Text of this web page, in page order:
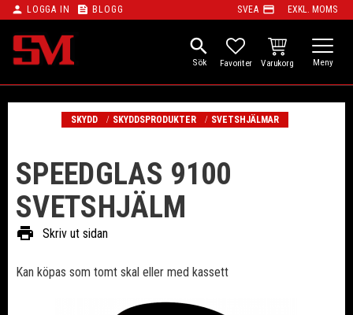
Meny
person LOGGA IN feed BLOGG SVEA payment EXKL. MOMS
search
FAVORITER
KUNDVAGN
SKYDD SKYDDSPRODUKTER SVETSHJÄLMAR
SPEEDGLAS 9100
SVETSHJÄLM
print Skriv ut sidan
Kan köpas som tomt skal eller med kassett